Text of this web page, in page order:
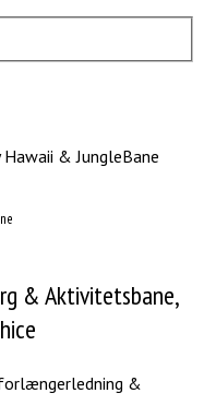
& JungleBane
& Aktivitetsbane,
&